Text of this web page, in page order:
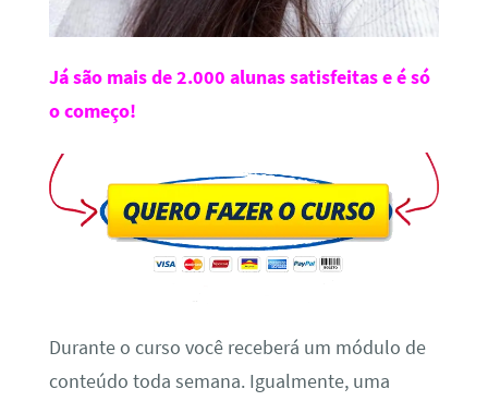
Já são mais de 2.000 alunas satisfeitas e é só
o começo!
Durante o curso você receberá um módulo de
conteúdo toda semana. Igualmente, uma